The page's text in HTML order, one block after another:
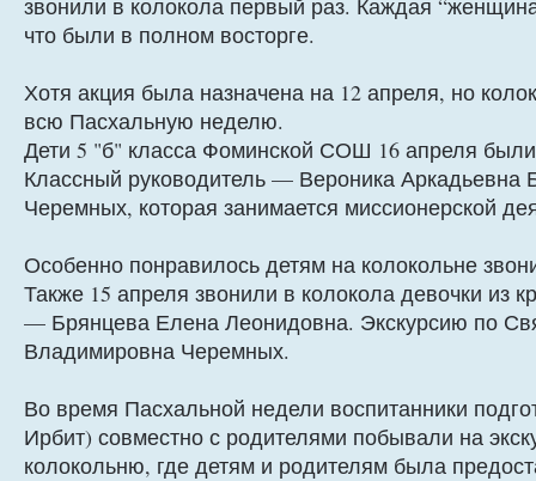
звонили в колокола первый раз. Каждая
что были в полном восторге.
Хотя акция была назначена на 12 апреля, но
всю Пасхальную неделю.
Дети 5 "б" класса Фоминской СОШ 16 апреля
Классный руководитель — Вероника
Черемных, которая занимается миссионерской
Особенно понравилось детям на колокольне
Также 15 апреля звонили в колокола девочки
— Брянцева Елена Леонидовна. Экскурсию по
Владимировна Черемных.
Во время Пасхальной недели воспитанники
Ирбит) совместно с родителями побывали на
колокольню, где детям и родителям была